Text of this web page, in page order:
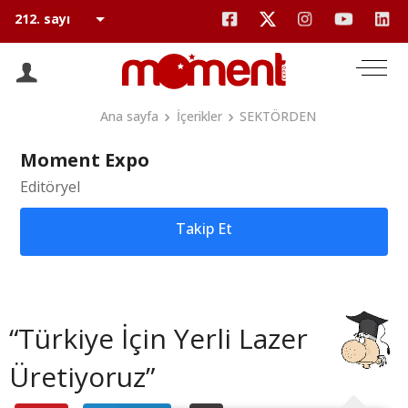
Ana sayfa İçerikler SEKTÖRDEN
Moment Expo
Editöryel
Takip Et
“Türkiye İçin Yerli Lazer
Üretiyoruz”